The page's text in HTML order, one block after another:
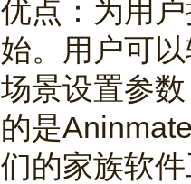
优点：为用
始。用户可
场景设置参
的是
们的家族软